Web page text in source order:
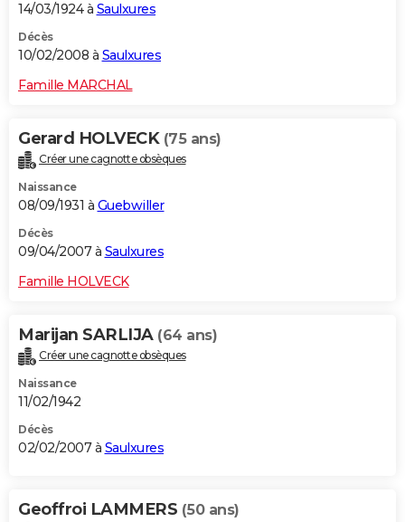
14/03/1924 à Saulxures
Décès
10/02/2008 à Saulxures
Famille MARCHAL
Gerard HOLVECK (75 ans)
Créer une cagnotte obsèques
Naissance
08/09/1931 à Guebwiller
Décès
09/04/2007 à Saulxures
Famille HOLVECK
Marijan SARLIJA (64 ans)
Créer une cagnotte obsèques
Naissance
11/02/1942
Décès
02/02/2007 à Saulxures
Geoffroi LAMMERS (50 ans)